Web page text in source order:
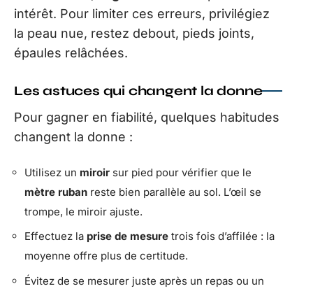
intérêt. Pour limiter ces erreurs, privilégiez
la peau nue, restez debout, pieds joints,
épaules relâchées.
Les astuces qui changent la donne
Pour gagner en fiabilité, quelques habitudes
changent la donne :
Utilisez un miroir sur pied pour vérifier que le
mètre ruban reste bien parallèle au sol. L’œil se
trompe, le miroir ajuste.
Effectuez la prise de mesure trois fois d’affilée : la
moyenne offre plus de certitude.
Évitez de se mesurer juste après un repas ou un